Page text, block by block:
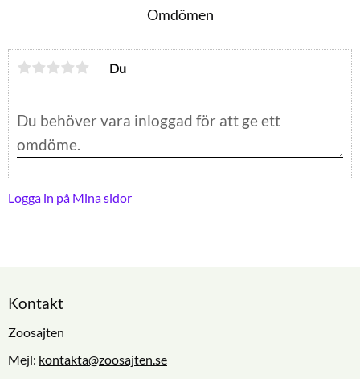
Omdömen
Du
Logga in på Mina sidor
Kontakt
Zoosajten
Mejl: kontakta@zoosajten.se